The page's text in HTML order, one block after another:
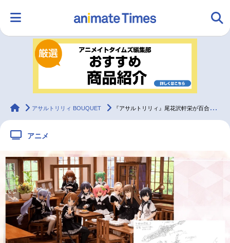
ランキング アニメ
ラジオ
2.5次元 配信・Vtuber トレンド
最新記事一覧
アニメ記事一覧 声優記事一覧
animateTimes
アサルトリリィ BOUQUET 『アサルトリリィ』尾花沢軒栄が百合に対するこだわりや初期構想を明かす丨インタビュー【前編】
アニメ